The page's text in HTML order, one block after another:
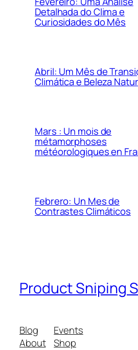
Detalhada do Clima e
Curiosidades do Mês
Abril: Um Mês de
Climática e Beleza
Mars : Un mois de
métamorphoses
météorologiques en
Febrero: Un Mes de
Contrastes Climáticos
Product Sniping
Blog
About
Events
Shop